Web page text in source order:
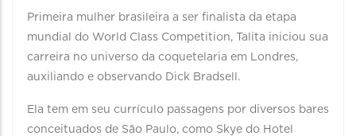
Primeira mulher brasileira a ser finalista da etapa
mundial do World Class Competition, Talita iniciou sua
carreira no universo da coquetelaria em Londres,
auxiliando e observando Dick Bradsell.
Ela tem em seu currículo passagens por diversos bares
conceituados de São Paulo, como Skye do Hotel